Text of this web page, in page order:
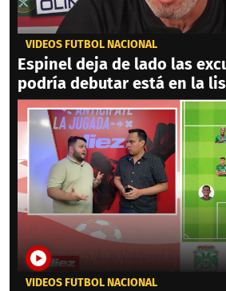
VIDEOS FÚTBOL NACIONAL
Espinel deja de lado las
podría debutar está en la
VIDEOS FÚTBOL NACIONAL